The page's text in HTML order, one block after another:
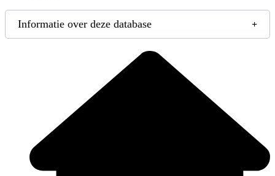
Informatie over deze database